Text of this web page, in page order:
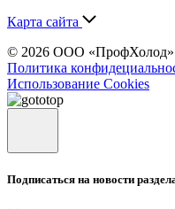
Карта сайта
© 2026 ООО «ПрофХолод»
Политика
Использование Cookies
Подписаться на новости